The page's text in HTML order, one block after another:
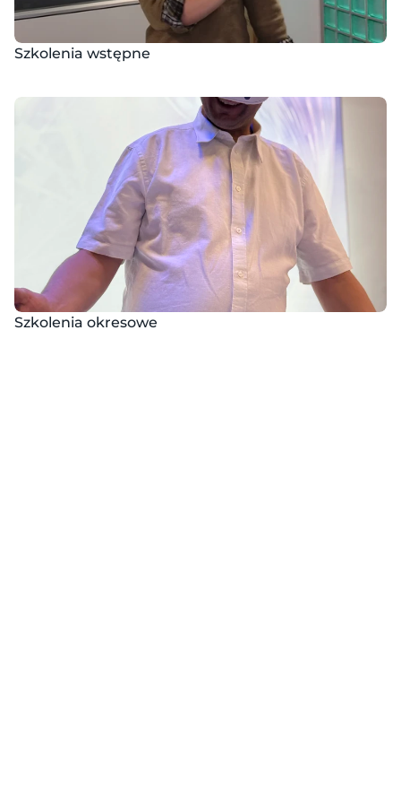
Szkolenia wstępne
Szkolenia okresowe